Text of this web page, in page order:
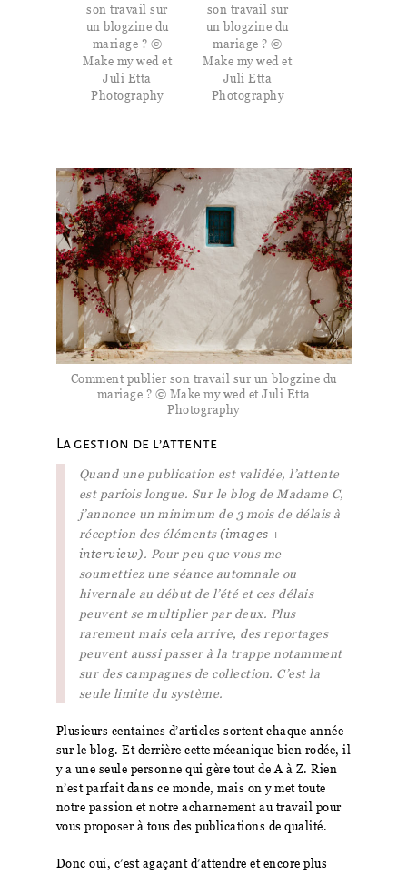
son travail sur
un blogzine du
mariage ? ©
Make my wed et
Juli Etta
Photography
son travail sur
un blogzine du
mariage ? ©
Make my wed et
Juli Etta
Photography
Comment publier son travail sur un blogzine du
mariage ? © Make my wed et Juli Etta
Photography
La gestion de l’attente
Quand une publication est validée, l’attente
est parfois longue. Sur le blog de Madame C,
j’annonce un minimum de 3 mois de délais à
réception des éléments(images +
interview). Pour peu que vous me
soumettiez une séance automnale ou
hivernale au début de l’été et ces délais
peuvent se multiplier par deux. Plus
rarement mais cela arrive, des reportages
peuvent aussi passer à la trappe notamment
sur des campagnes de collection. C’est la
seule limite du système.
Plusieurs centaines d’articles sortent chaque année
sur le blog. Et derrière cette mécanique bien rodée, il
y a une seule personne qui gère tout de A à Z. Rien
n’est parfait dans ce monde, mais on y met toute
notre passion et notre acharnement au travail pour
vous proposer à tous des publications de qualité.
Donc oui, c’est agaçant d’attendre et encore plus